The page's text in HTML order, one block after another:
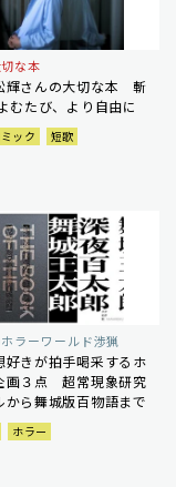
な本
輝さんの大切な本 斬
むたび、より自由に
ック 短歌
ラーワールド渉猟
好きが拍手喝采するホ
画３点 超常現象研究
から舞城版百物語まで
ホラー